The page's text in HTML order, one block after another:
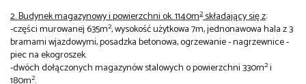
2. Budynek magazynowy i powierzchni ok. 1140m2składający się z:
-części murowanej 635m2, wysokość użytkowa 7m, jednonawowa hala z 3
bramami wjazdowymi, posadzka betonowa, ogrzewanie - nagrzewnice -
piec na ekogroszek.
-dwóch dołączonych magazynów stalowych o powierzchni 330m2i
2